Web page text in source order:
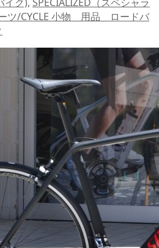
ツ/CYCLE 小物 用品 ロードバ